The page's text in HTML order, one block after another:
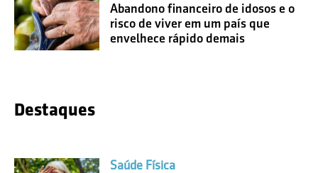
Abandono financeiro de idosos e o
risco de viver em um país que
envelhece rápido demais
Destaques
Saúde Física